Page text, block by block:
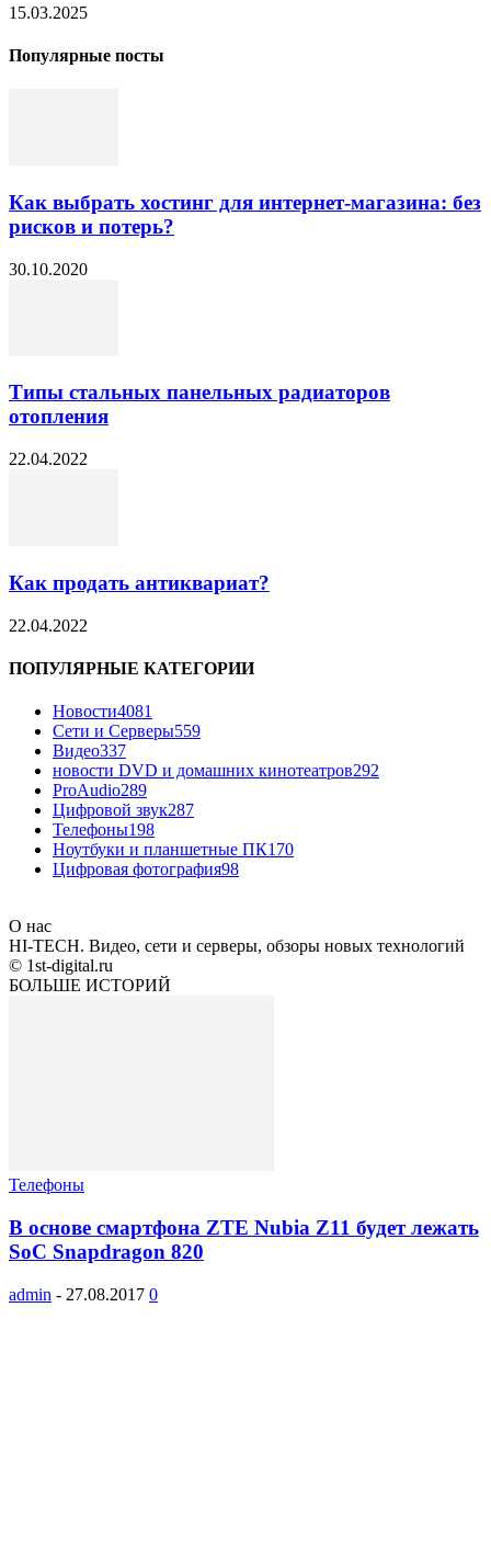
15.03.2025
Популярные посты
Как выбрать хостинг для интернет-магазина: без
рисков и потерь?
30.10.2020
Типы стальных панельных радиаторов
отопления
22.04.2022
Как продать антиквариат?
22.04.2022
ПОПУЛЯРНЫЕ КАТЕГОРИИ
Новости4081
Сети и Серверы559
Видео337
новости DVD и домашних кинотеатров292
ProAudio289
Цифровой звук287
Телефоны198
Ноутбуки и планшетные ПК170
Цифровая фотография98
О нас
HI-TECH. Видео, сети и серверы, обзоры новых технологий
© 1st-digital.ru
БОЛЬШЕ ИСТОРИЙ
Телефоны
В основе смартфона ZTE Nubia Z11 будет лежать
SoC Snapdragon 820
admin - 27.08.2017 0